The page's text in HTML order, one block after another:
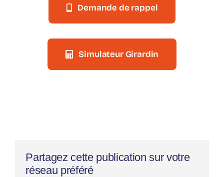
Demande de rappel
Simulateur Girardin
Partagez cette publication sur votre
réseau préféré